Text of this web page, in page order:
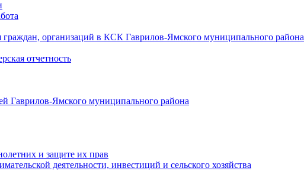
организаций в КСК Гаврилов-Ямского муниципального района
отчетность
Гаврилов-Ямского муниципального района
и защите их прав
деятельности, инвестиций и сельского хозяйства